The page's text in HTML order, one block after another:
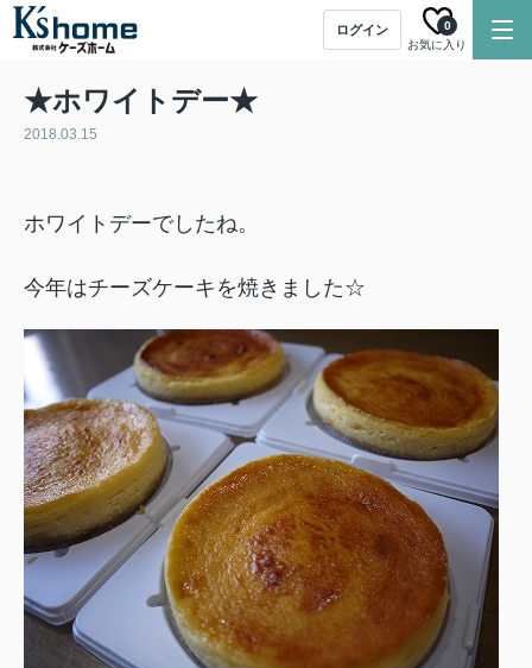
ログイン
お気に入り
0
★ホワイトデー★
2018.03.15
ホワイトデーでしたね。
今年はチーズケーキを焼きました☆